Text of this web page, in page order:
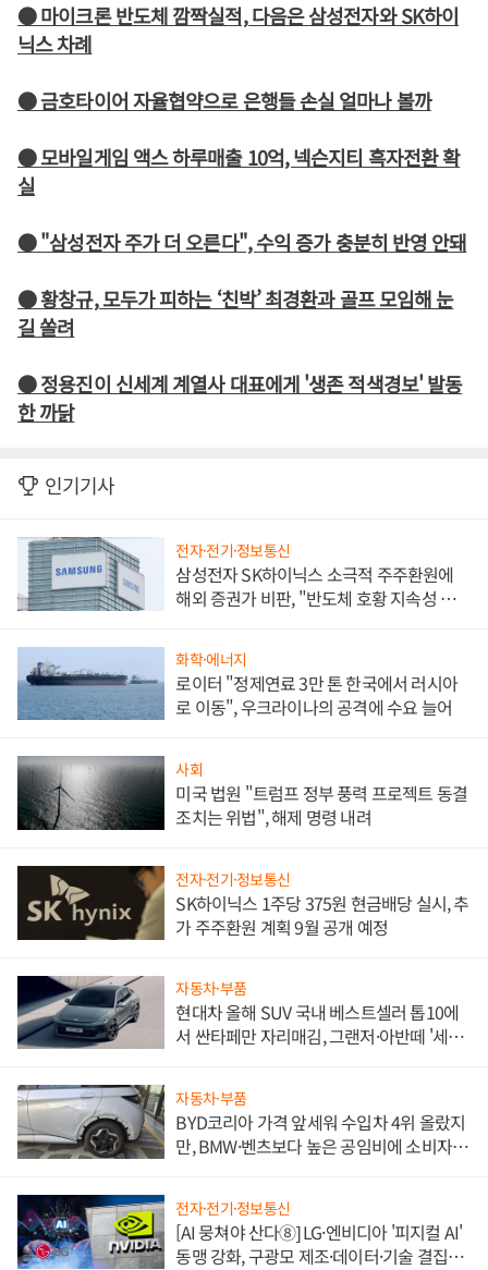
● 마이크론 반도체 깜짝실적, 다음은 삼성전자와 SK하이
닉스 차례
● 금호타이어 자율협약으로 은행들 손실 얼마나 볼까
● 모바일게임 액스 하루매출 10억, 넥슨지티 흑자전환 확
실
● "삼성전자 주가 더 오른다", 수익 증가 충분히 반영 안돼
● 황창규, 모두가 피하는 ‘친박’ 최경환과 골프 모임해 눈
길 쏠려
● 정용진이 신세계 계열사 대표에게 '생존 적색경보' 발동
한 까닭
인기기사
전자·전기·정보통신
삼성전자 SK하이닉스 소극적 주주환원에
해외 증권가 비판, "반도체 호황 지속성 의
화학·에너지
로이터 "정제연료 3만 톤 한국에서 러시아
로 이동", 우크라이나의 공격에 수요 늘어
사회
미국 법원 "트럼프 정부 풍력 프로젝트 동결
조치는 위법", 해제 명령 내려
전자·전기·정보통신
SK하이닉스 1주당 375원 현금배당 실시, 추
가 주주환원 계획 9월 공개 예정
자동차·부품
현대차 올해 SUV 국내 베스트셀러 톱10에
서 싼타페만 자리매김, 그랜저·아반떼 '세단
자동차·부품
BYD코리아 가격 앞세워 수입차 4위 올랐지
만, BMW·벤츠보다 높은 공임비에 소비자
전자·전기·정보통신
[AI 뭉쳐야 산다⑧] LG·엔비디아 '피지컬 AI'
동맹 강화, 구광모 제조·데이터·기술 결집